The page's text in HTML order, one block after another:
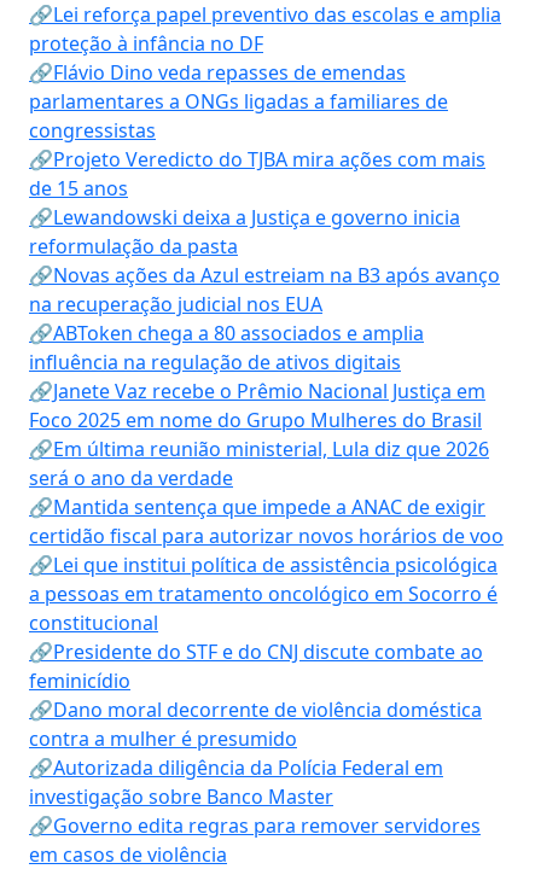
🔗Lei reforça papel preventivo das escolas e amplia
proteção à infância no DF
🔗Flávio Dino veda repasses de emendas
parlamentares a ONGs ligadas a familiares de
congressistas
🔗Projeto Veredicto do TJBA mira ações com mais
de 15 anos
🔗Lewandowski deixa a Justiça e governo inicia
reformulação da pasta
🔗Novas ações da Azul estreiam na B3 após avanço
na recuperação judicial nos EUA
🔗ABToken chega a 80 associados e amplia
influência na regulação de ativos digitais
🔗Janete Vaz recebe o Prêmio Nacional Justiça em
Foco 2025 em nome do Grupo Mulheres do Brasil
🔗Em última reunião ministerial, Lula diz que 2026
será o ano da verdade
🔗Mantida sentença que impede a ANAC de exigir
certidão fiscal para autorizar novos horários de voo
🔗Lei que institui política de assistência psicológica
a pessoas em tratamento oncológico em Socorro é
constitucional
🔗Presidente do STF e do CNJ discute combate ao
feminicídio
🔗Dano moral decorrente de violência doméstica
contra a mulher é presumido
🔗Autorizada diligência da Polícia Federal em
investigação sobre Banco Master
🔗Governo edita regras para remover servidores
em casos de violência